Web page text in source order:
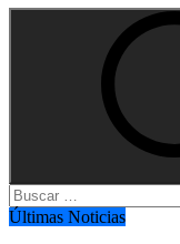
Buscar:
Últimas Noticias